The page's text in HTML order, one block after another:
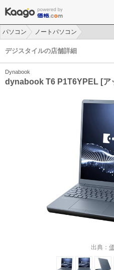
パソコン
ノートパソコン
デジスタイルの店舗詳細
Dynabook
dynabook T6 P1T6YPEL [ア
出典：